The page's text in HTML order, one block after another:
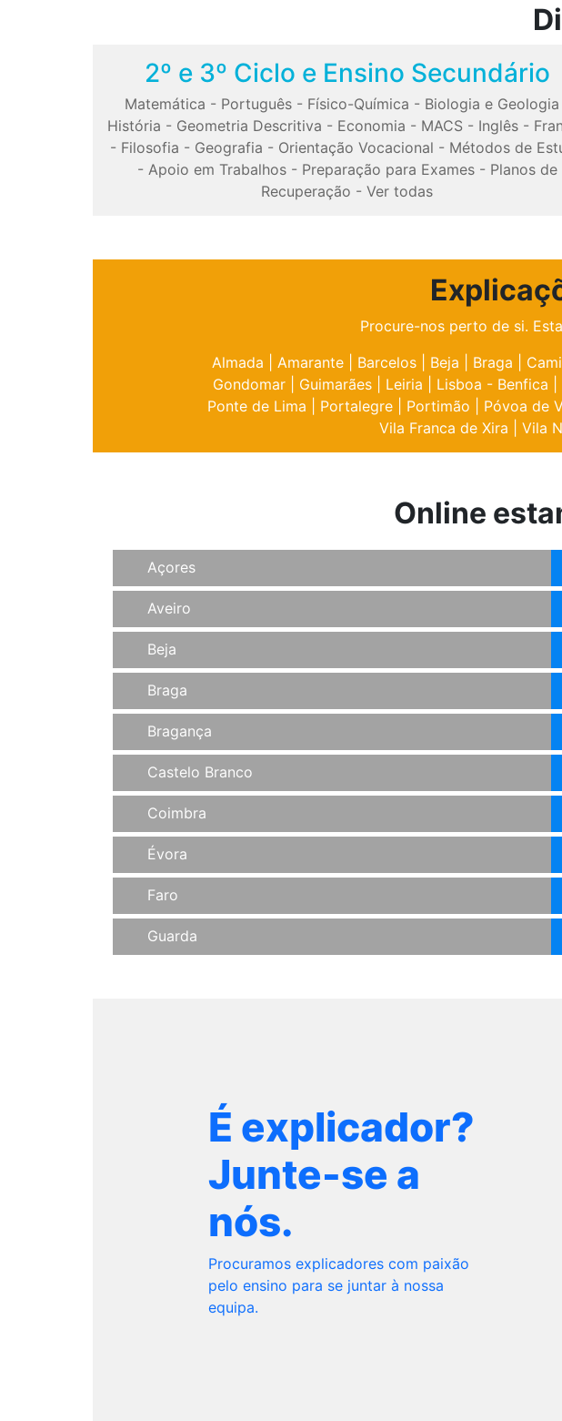
2º e 3º Ciclo e Ensino Secundário
Matemática - Português- Físico-Química - Biologia e Geologia
História - Geometria Descritiva - Economia - MACS- Inglês-
- Filosofia - Geografia - Orientação Vocacional - Métodos de
- Apoio em Trabalhos- Preparação para Exames- Planos de
Recuperação - Ver todas
Procure-nos perto de si.
Almada
Amarante Barcelos Beja Braga
Gondomar
Guimarães Leiria Lisboa - Benfica
Ponte de Lima
Portalegre Portimão Póvoa de
Vila Franca de Xira
Vila
Online
Açores
Aveiro
Beja
Braga
Bragança
Castelo Branco
Coimbra
Évora
Faro
Guarda
É explicador?
Junte-se a
nós.
Procuramos explicadores com paixão
pelo ensino para se juntar à nossa
equipa.